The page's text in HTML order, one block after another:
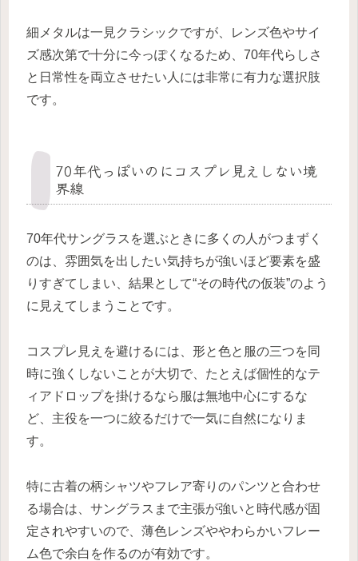
細メタルは一見クラシックですが、レンズ色やサイ
ズ感次第で十分に今っぽくなるため、70年代らしさ
と日常性を両立させたい人には非常に有力な選択肢
です。
70年代っぽいのにコスプレ見えしない境
界線
70年代サングラスを選ぶときに多くの人がつまずく
のは、雰囲気を出したい気持ちが強いほど要素を盛
りすぎてしまい、結果として“その時代の仮装”のよう
に見えてしまうことです。
コスプレ見えを避けるには、形と色と服の三つを同
時に強くしないことが大切で、たとえば個性的なテ
ィアドロップを掛けるなら服は無地中心にするな
ど、主役を一つに絞るだけで一気に自然になりま
す。
特に古着の柄シャツやフレア寄りのパンツと合わせ
る場合は、サングラスまで主張が強いと時代感が固
定されやすいので、薄色レンズややわらかいフレー
ム色で余白を作るのが有効です。